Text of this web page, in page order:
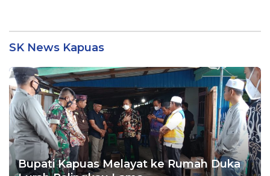
SK News Kapuas
Bupati Kapuas Melayat ke Rumah Duka